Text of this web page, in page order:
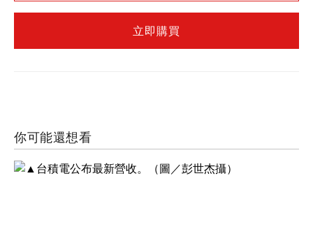
立即購買
你可能還想看